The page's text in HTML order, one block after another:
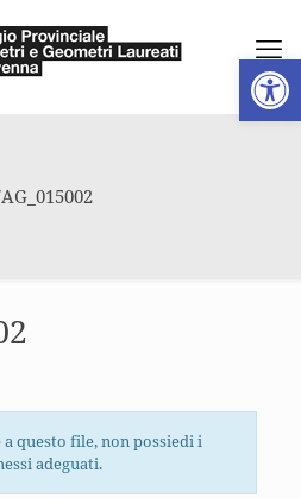
Apri
a questo file, non possiedi i
adeguati.